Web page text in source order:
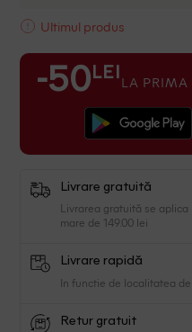
Ultimul produs
-50 LEI LA
Livrare gratuită
Livrarea gratuită se
mare de 149.00 lei
Livrare rapidă
In functie de localitatea
Retur gratuit